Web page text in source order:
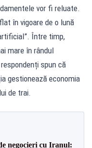
vor fi reluate.
în vigoare de o lună
Între timp,
mare în rândul
spun că
gestionează economia
de trai.
negocieri cu Iranul: